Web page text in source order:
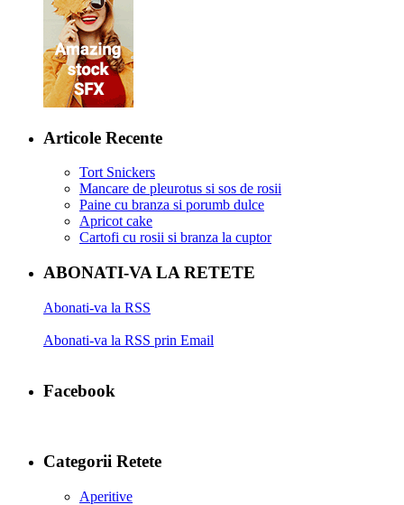
Articole Recente
Tort Snickers
Mancare de pleurotus si sos de rosii
Paine cu branza si porumb dulce
Apricot cake
Cartofi cu rosii si branza la cuptor
ABONATI-VA LA RETETE
Abonati-va la RSS
Abonati-va la RSS prin Email
Facebook
Categorii Retete
Aperitive